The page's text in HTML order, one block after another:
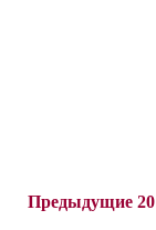
Предыдущие 20